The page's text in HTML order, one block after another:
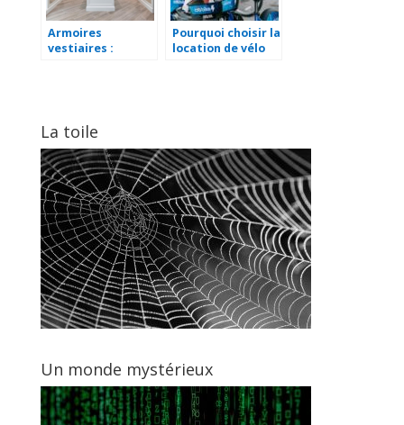
Armoires
vestiaires :
Pourquoi choisir la
location de vélo
La toile
Un monde mystérieux